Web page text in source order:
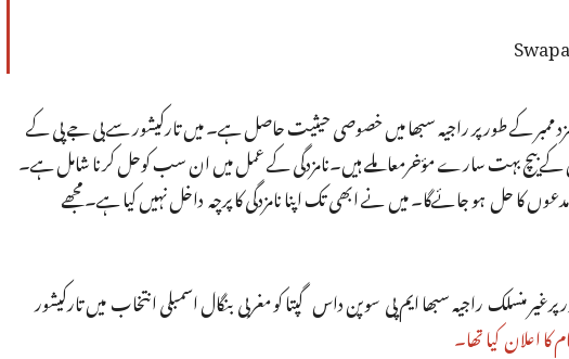
کے طور پر راجیہ سبھا میں خصوصی حیثیت حاصل ہے۔ میں تارکیشور سے بی جے پی کے
کے بیچ بہت سارے مؤخرمعاملے ہیں۔نامزدگی کے عمل میں ان سب کوحل کرنا شامل ہے۔
کا حل ہو جائےگا۔ میں نے ابھی تک اپنا نامزدگی کا پرچہ داخل نہیں کیا ہے۔ مجھے
منسلک راجیہ سبھا ایم پی سوپن داس گپتا کو مغربی بنگال اسمبلی انتخاب میں تارکیشور
اعلان کیا تھا۔